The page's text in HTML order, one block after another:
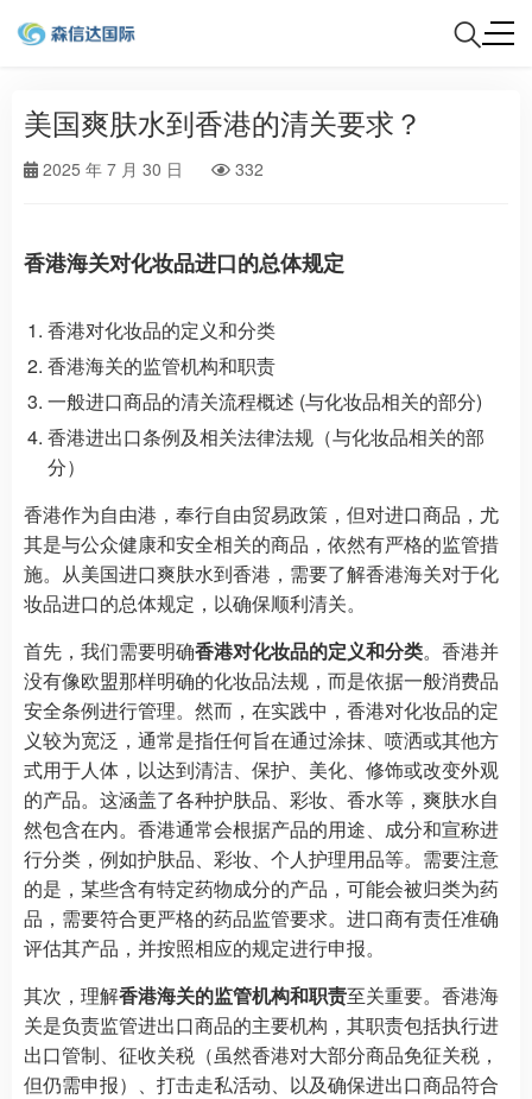
美国爽肤水到香港的清关要求？
2025 年 7 月 30 日 332
香港海关对化妆品进口的总体规定
香港对化妆品的定义和分类
香港海关的监管机构和职责
一般进口商品的清关流程概述 (与化妆品相关的部分)
香港进出口条例及相关法律法规（与化妆品相关的部
分）
香港作为自由港，奉行自由贸易政策，但对进口商品，尤
其是与公众健康和安全相关的商品，依然有严格的监管措
施。从美国进口爽肤水到香港，需要了解香港海关对于化
妆品进口的总体规定，以确保顺利清关。
首先，我们需要明确香港对化妆品的定义和分类。香港并
没有像欧盟那样明确的化妆品法规，而是依据一般消费品
安全条例进行管理。然而，在实践中，香港对化妆品的定
义较为宽泛，通常是指任何旨在通过涂抹、喷洒或其他方
式用于人体，以达到清洁、保护、美化、修饰或改变外观
的产品。这涵盖了各种护肤品、彩妆、香水等，爽肤水自
然包含在内。香港通常会根据产品的用途、成分和宣称进
行分类，例如护肤品、彩妆、个人护理用品等。需要注意
的是，某些含有特定药物成分的产品，可能会被归类为药
品，需要符合更严格的药品监管要求。进口商有责任准确
评估其产品，并按照相应的规定进行申报。
其次，理解香港海关的监管机构和职责至关重要。香港海
关是负责监管进出口商品的主要机构，其职责包括执行进
出口管制、征收关税（虽然香港对大部分商品免征关税，
但仍需申报）、打击走私活动、以及确保进出口商品符合